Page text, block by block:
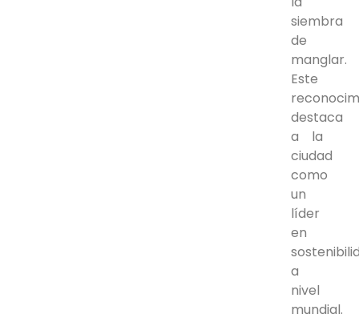
siembra
de
manglar.
Este
destaca
a la
ciudad
como
un
líder
en
a
nivel
mundial.